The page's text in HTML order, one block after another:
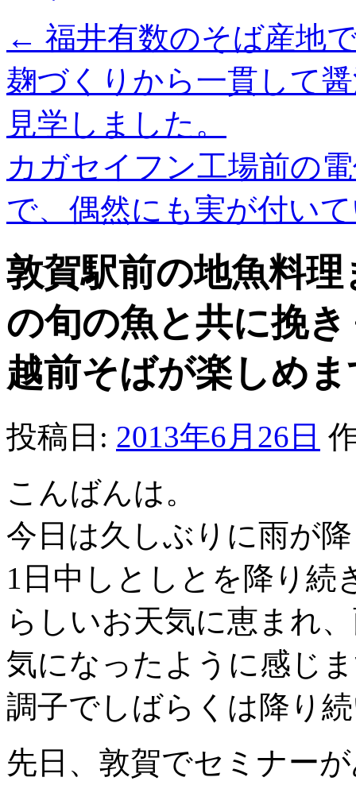
← 福井有数のそば産地
麹づくりから一貫して
見学しました。
カガセイフン工場前の
で、偶然にも実が付い
敦賀駅前の地魚料
の旬の魚と共に挽
越前そばが楽しめ
投稿日: 2013年6月26日
こんばんは。
今日は久しぶりに雨が
1日中しとしとを降り続
らしいお天気に恵まれ
気になったように感じ
調子でしばらくは降り
先日、敦賀でセミナー